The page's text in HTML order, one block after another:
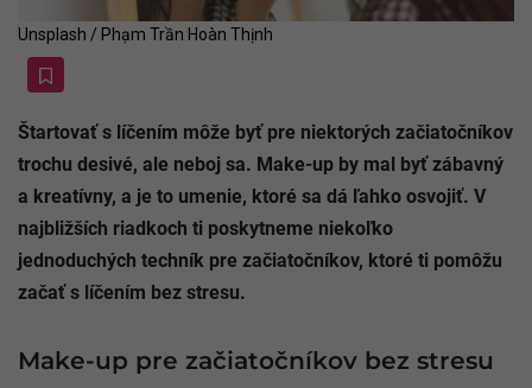
Unsplash / Phạm Trần Hoàn Thịnh
Štartovať s líčením môže byť pre niektorých začiatočníkov
trochu desivé, ale neboj sa. Make-up by mal byť zábavný
a kreatívny, a je to umenie, ktoré sa dá ľahko osvojiť. V
najbližších riadkoch ti poskytneme niekoľko
jednoduchých techník pre začiatočníkov, ktoré ti pomôžu
začať s líčením bez stresu.
Make-up pre začiatočníkov bez stresu